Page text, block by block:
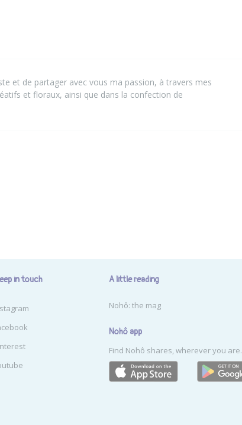
et de partager avec vous ma passion, à travers mes
et floraux, ainsi que dans la confection de
in touch A little reading
Nohô: the mag
Nohô app
Find Nohô shares, wherever you are.